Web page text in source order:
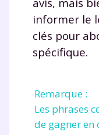
informer le
clés pour
spécifique.
Remarque :
Les phrases
de gagner en
Envie
et de